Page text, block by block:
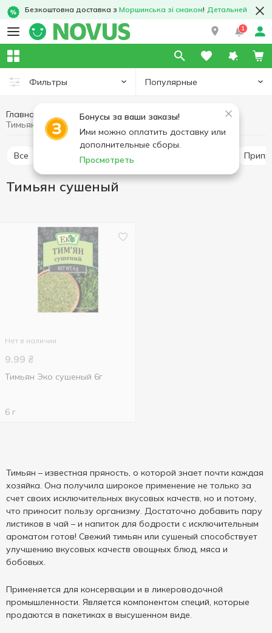
Безкоштовна доставка з Моршинська зі смаком! Детальней
1
Фильтры Популярные
Бонусы за ваши заказы!
Ими можно оплатить доставку или
дополнительные сборы.
Просмотреть
Главная Соусы и специи
Приправы и специи
Тимьян сушеный
Все Перец и паприка
Тимьян сушеный
Нет в наличии
9.99 ₴
Тимьян Эко сушеный 6г
6 г
Тимьян – известная пряность, о которой знает почти каждая
хозяйка. Она получила широкое применение не только за
счет своих исключительных вкусовых качеств, но и потому,
что приносит пользу организму. Достаточно добавить пару
листиков в чай – и напиток для бодрости с исключительным
ароматом готов! Свежий тимьян или сушеный способствует
улучшению вкусовых качеств овощных блюд, мяса и
бобовых.
Применяется для консервации и в ликероводочной
промышленности. Является компонентом специй, которые
продаются в пакетиках в высушенном виде.